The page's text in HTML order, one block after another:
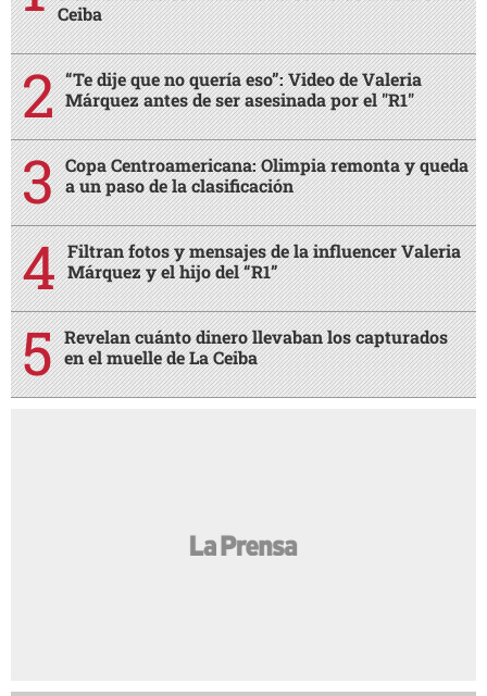
Ceiba
“Te dije que no quería eso”: Video de Valeria
Márquez antes de ser asesinada por el "R1"
Copa Centroamericana: Olimpia remonta y queda
a un paso de la clasificación
Filtran fotos y mensajes de la influencer Valeria
Márquez y el hijo del “R1”
Revelan cuánto dinero llevaban los capturados
en el muelle de La Ceiba